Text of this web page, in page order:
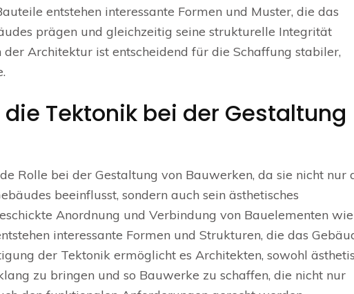
entstehen interessante Formen und Muster, die das
prägen und gleichzeitig seine strukturelle Integrität
Architektur ist entscheidend für die Schaffung stabiler,
Tektonik bei der Gestaltung
Rolle bei der Gestaltung von Bauwerken, da sie nicht nur
beeinflusst, sondern auch sein ästhetisches
Anordnung und Verbindung von Bauelementen wie
interessante Formen und Strukturen, die das
der Tektonik ermöglicht es Architekten, sowohl
zu bringen und so Bauwerke zu schaffen, die nicht nur